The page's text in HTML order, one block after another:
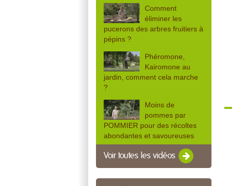
Comment
éliminer les
pucerons des arbres fruitiers à
pépins ?
Phéromone,
Kairomone au
jardin, comment cela marche
?
Moins de
pommes par
POMMIER pour des récoltes
abondantes et savoureuses
Voir toutes les vidéos